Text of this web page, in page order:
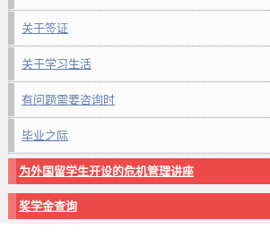
关于签证
关于学习生活
有问题需要咨询时
毕业之际
为外国留学生开设的危机管理讲座
奖学金查询